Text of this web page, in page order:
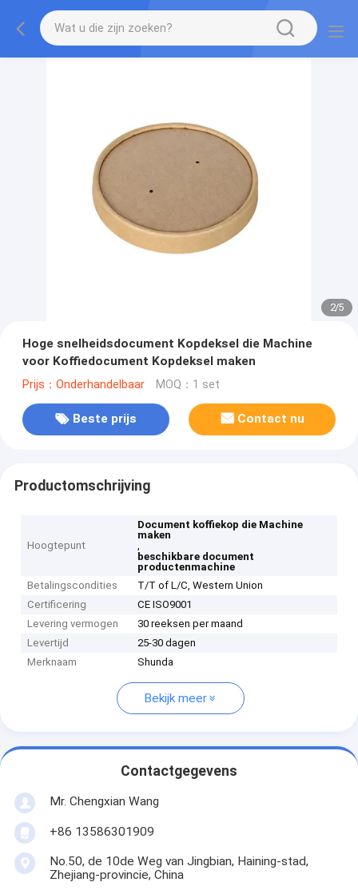
2/5
Hoge snelheidsdocument Kopdeksel die Machine
voor Koffiedocument Kopdeksel maken
Prijs：Onderhandelbaar MOQ：1 set
Beste prijs Contact nu
Productomschrijving
Hoogtepunt
Document koffiekop die Machine
maken
,
beschikbare document
productenmachine
Betalingscondities
T/T of L/C, Western Union
Certificering
CE ISO9001
Levering vermogen
30 reeksen per maand
Levertijd
25-30 dagen
Merknaam
Shunda
Bekijk meer
Contactgegevens
Mr. Chengxian Wang
+86 13586301909
No.50, de 10de Weg van Jingbian, Haining-stad,
Zhejiang-provincie, China